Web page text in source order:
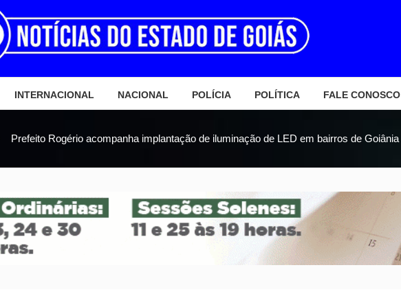
INTERNACIONAL NACIONAL POLÍCIA POLÍTICA FALE CONOSCO
Prefeito Rogério acompanha implantação de iluminação de LED em bairros de Goiânia